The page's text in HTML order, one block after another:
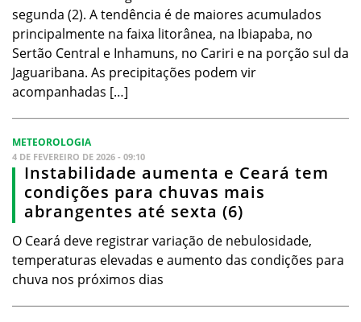
segunda (2). A tendência é de maiores acumulados
principalmente na faixa litorânea, na Ibiapaba, no
Sertão Central e Inhamuns, no Cariri e na porção sul da
Jaguaribana. As precipitações podem vir
acompanhadas […]
METEOROLOGIA
4 DE FEVEREIRO DE 2026 - 09:10
Instabilidade aumenta e Ceará tem
condições para chuvas mais
abrangentes até sexta (6)
O Ceará deve registrar variação de nebulosidade,
temperaturas elevadas e aumento das condições para
chuva nos próximos dias